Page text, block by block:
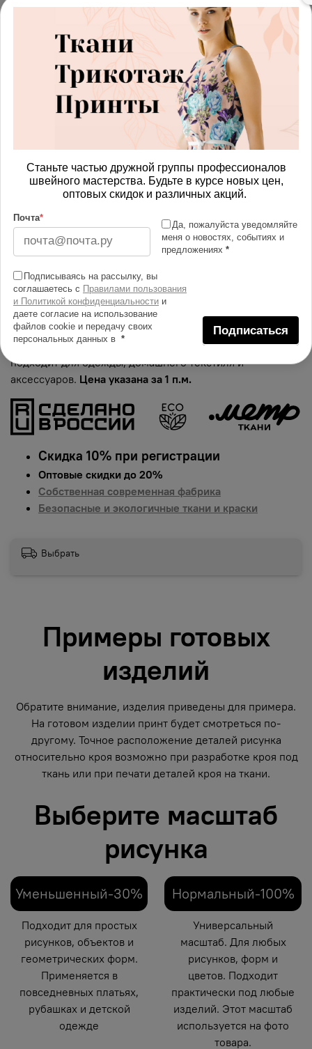
(0) арт.42871616_oxford600
Ткань премиум Оксфорд
600D яркие акварельные
розы
Получить доступ к оптовым ценам
В корзину
Изменить масштаб
Купить в 1 клик
Добавить в сравнение
Описание тканей
Яркий и сочный принт на ткани Оксфорд 600D.
Гарантированная долговечность цвета, идеально
подходит для одежды, домашнего текстиля и
аксессуаров. Цена указана за 1 п.м.
Скидка 10% при регистрации
Оптовые скидки до 20%
Собственная современная фабрика
Безопасные и экологичные ткани и краски
Выбрать
Примеры готовых
изделий
Обратите внимание, изделия приведены для примера.
На готовом изделии принт будет смотреться по-
другому. Точное расположение деталей рисунка
относительно кроя возможно при разработке кроя под
ткань или при печати деталей кроя на ткани.
Выберите масштаб
рисунка
Уменьшенный-30%
Подходит для простых
рисунков, объектов и
геометрических форм.
Применяется в
повседневных платьях,
рубашках и детской
одежде
Нормальный-100%
Универсальный
масштаб. Для любых
рисунков, форм и
цветов. Подходит
практически под любые
изделий. Этот масштаб
используется на фото
товара.
Станьте частью дружной группы профессионалов
швейного мастерства. Будьте в курсе новых цен,
оптовых скидок и различных акций.
Почта*
Да, пожалуйста уведомляйте
меня о новостях, событиях и
предложениях *
Подписываясь на рассылку, вы
соглашаетесь с Правилами пользования
и Политикой конфиденциальности и
даете согласие на использование
файлов cookie и передачу своих
персональных данных в *
Подписаться